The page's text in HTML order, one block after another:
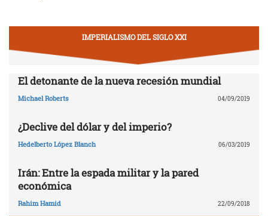
IMPERIALISMO DEL SIGLO XXI
El detonante de la nueva recesión mundial
Michael Roberts 04/09/2019
¿Declive del dólar y del imperio?
Hedelberto López Blanch 06/03/2019
Irán: Entre la espada militar y la pared
económica
Rahim Hamid 22/09/2018